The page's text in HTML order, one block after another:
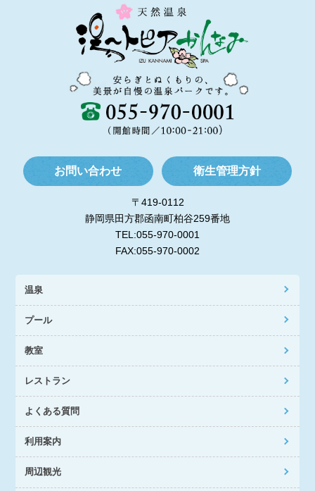
お問い合わせ 衛生管理方針
〒419-0112
静岡県田方郡函南町柏谷259番地
TEL:055-970-0001
FAX:055-970-0002
温泉
プール
教室
レストラン
よくある質問
利用案内
周辺観光